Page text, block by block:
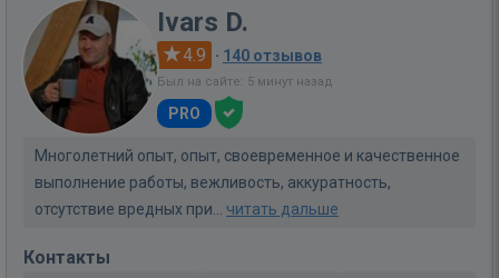
Ivars D.
4.9 · 140 отзывов
Был на сайте: 5 минут назад
PRO
Многолетний опыт, опыт, своевременное и качественное
выполнение работы, вежливость, аккуратность,
отсутствие вредных при... читать дальше
Контакты